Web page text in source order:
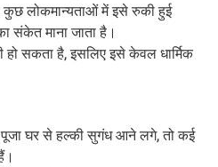
कुछ लोकमान्यताओं में इसे रुकी हुई
संकेत माना जाता है।
हो सकता है, इसलिए इसे केवल धार्मिक
पूजा घर से हल्की सुगंध आने लगे, तो कई